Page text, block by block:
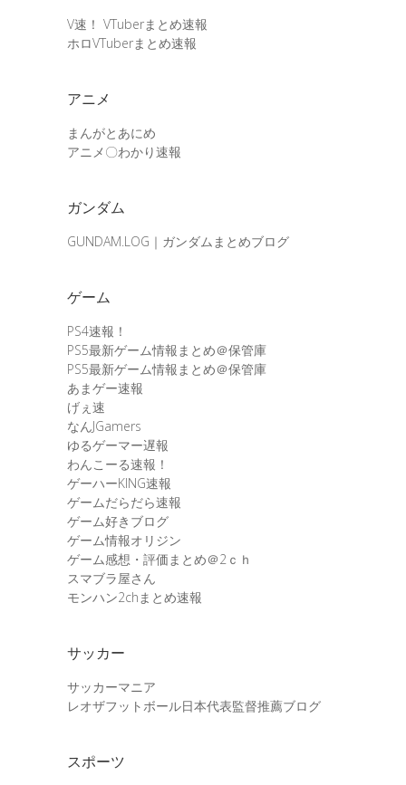
V速！ VTuberまとめ速報
ホロVTuberまとめ速報
アニメ
まんがとあにめ
アニメ〇わかり速報
ガンダム
GUNDAM.LOG｜ガンダムまとめブログ
ゲーム
PS4速報！
PS5最新ゲーム情報まとめ＠保管庫
PS5最新ゲーム情報まとめ＠保管庫
あまゲー速報
げぇ速
なんJGamers
ゆるゲーマー遅報
わんこーる速報！
ゲーハーKING速報
ゲームだらだら速報
ゲーム好きブログ
ゲーム情報オリジン
ゲーム感想・評価まとめ＠2ｃｈ
スマブラ屋さん
モンハン2chまとめ速報
サッカー
サッカーマニア
レオザフットボール日本代表監督推薦ブログ
スポーツ